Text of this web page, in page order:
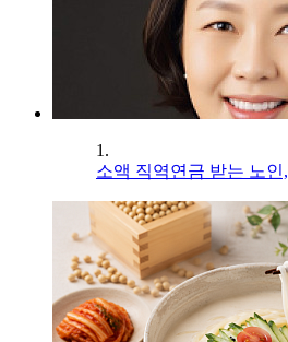
1.
소액 직역연금 받는 노